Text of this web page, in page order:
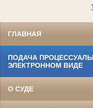
ГЛАВНАЯ
ПОДАЧА
ЭЛЕКТРОННОМ ВИДЕ
О СУДЕ